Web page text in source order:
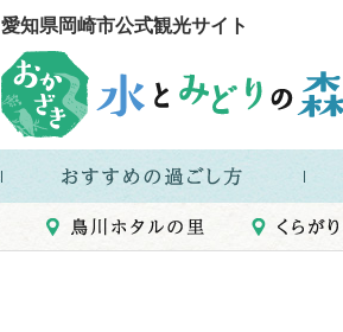
愛知県岡崎市公式観光サイト